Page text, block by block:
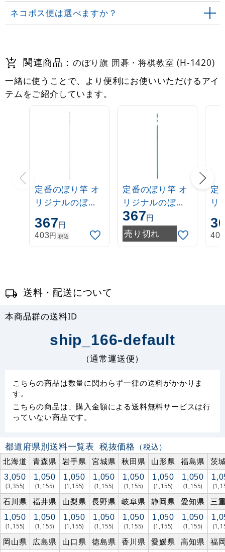
ネコポス便は選べますか？
関連商品： のぼり旗 囲碁・将棋教室 (H-1420)
一緒に使うことで、より便利にお使いいただけるアイ
テムをご紹介しています。
定番のぼり竿 オ
リジナルのぼり
ポール 1.6～3m
伸縮式 白
(30537***)
367円
403円 税込
定番のぼり竿 オ
リジナルのぼり
ポール 1.6～3m
伸縮式 緑
(30537GRN)
367円
売り切れ
定
リ
ポ
伸
403
送料・配送について
本商品群の送料ID
ship_166-default
（通常運送便）
こちらの商品は数量に関わらず一律の送料がかかりま
す。
こちらの商品は、購入金額による送料無料サービスは行
っていない商品です。
都道府県別送料一覧表 税抜価格 （税込）
北海道
青森県 岩手県 宮城県 秋田県 山形県 福島県 茨
3,050
(3,355)
1,050
(1,155)
1,050
(1,155)
1,050
(1,155)
1,050
(1,155)
1,050
(1,155)
1,050
(1,155)
石川県 福井県 山梨県 長野県 岐阜県 静岡県 愛知県 三
1,050
(1,155)
1,050
(1,155)
1,050
(1,155)
1,050
(1,155)
1,050
(1,155)
1,050
(1,155)
1,050
(1,155)
岡山県 広島県 山口県 徳島県 香川県 愛媛県 高知県 福